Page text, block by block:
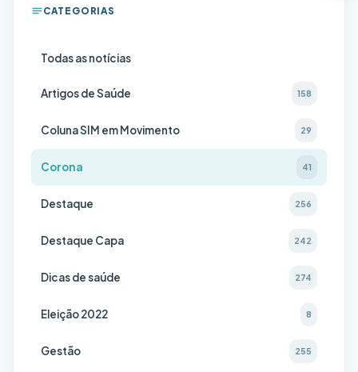
CATEGORIAS
Todas as notícias
Artigos de Saúde 158
Coluna SIM em Movimento 29
Corona 41
Destaque 256
Destaque Capa 242
Dicas de saúde 274
Eleição 2022 8
Gestão 255